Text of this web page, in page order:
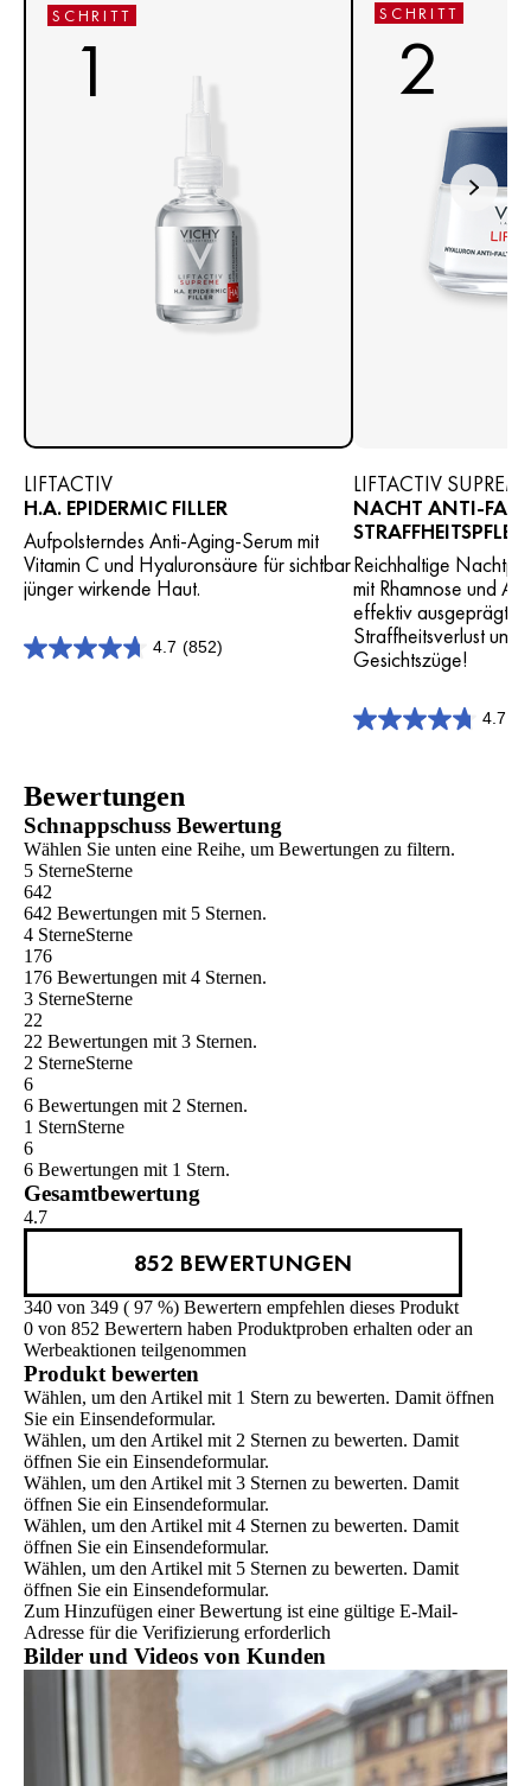
SCHRITT
1
LIFTACTIV
H.A. EPIDERMIC FILLER
Aufpolsterndes Anti-Aging-Serum mit
Vitamin C und Hyaluronsäure für sichtbar
jünger wirkende Haut.
4.7 (852)
4.7
SCHRITT
2
LIFTACTIV
NACHT ANTI-
Reichhaltige
mit Rhamnose und
effektiv ausgeprägte
Straffheitsverlust und
Gesichtszüge!
4.7
4.7
Bewertungen
Schnappschuss Bewertung
Wählen Sie unten eine Reihe, um Bewertungen zu filtern.
5 SterneSterne
642
642 Bewertungen mit 5 Sternen.
4 SterneSterne
176
176 Bewertungen mit 4 Sternen.
3 SterneSterne
22
22 Bewertungen mit 3 Sternen.
2 SterneSterne
6
6 Bewertungen mit 2 Sternen.
1 SternSterne
6
6 Bewertungen mit 1 Stern.
Gesamtbewertung
4.7
852 BEWERTUNGEN
340 von 349 ( 97 %) Bewertern empfehlen dieses Produkt
0 von 852 Bewertern haben Produktproben erhalten oder an
Werbeaktionen teilgenommen
Produkt bewerten
Wählen, um den Artikel mit 1 Stern zu bewerten. Damit öffnen
Sie ein Einsendeformular.
Wählen, um den Artikel mit 2 Sternen zu bewerten. Damit
öffnen Sie ein Einsendeformular.
Wählen, um den Artikel mit 3 Sternen zu bewerten. Damit
öffnen Sie ein Einsendeformular.
Wählen, um den Artikel mit 4 Sternen zu bewerten. Damit
öffnen Sie ein Einsendeformular.
Wählen, um den Artikel mit 5 Sternen zu bewerten. Damit
öffnen Sie ein Einsendeformular.
Zum Hinzufügen einer Bewertung ist eine gültige E-Mail-
Adresse für die Verifizierung erforderlich
Bilder und Videos von Kunden